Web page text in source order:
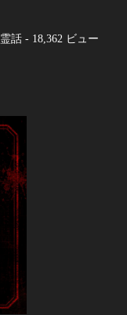
話 - 18,362 ビュー